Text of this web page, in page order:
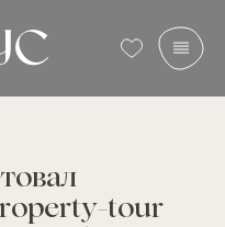
tour